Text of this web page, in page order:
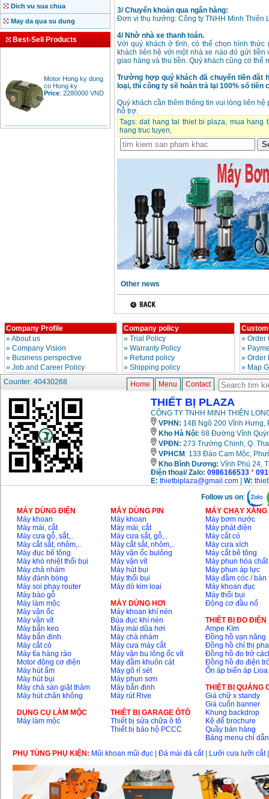
Dich vu sua chua
May da qua su dung
Best-Sell Products
Motor Hong ky dong
co Hong ky
Price:2280000 VND
May cat goc da nang
Makita LS1019L
Price:14068000
VND
Bo may khoan 100
chi tiet Bosch GSB
Price
2200000
May khoan Bosch
GSB 16RE (750W)
Price
1850000
7200000
May mai 100mm
Makita 9553B (710W)
Price:1296000
3/ Chuyển khoản qua ngân hàng:
Đơn vị thụ hưởng: Công ty TNHH Minh Thiên
4/ Nhờ nhà xe thanh toán.
Với quý khách ở tỉnh, có thể chọn hình
khách liên hệ với một nhà xe nào đó gửi
giao hàng và thu tiền. Quý khách cũng có
Trường hợp quý khách đã chuyển tiền đặt
loại, thì công ty sẽ hoàn trả lại 100% số
Quý khách cần thêm thông tin vui lòng liên
hỗ trợ.
Tags:dat hang tai thiet bi plaza, mua hang
hang truc tuyen,
Other news
Company Profile
»About us
» Company Vision
» Business perspective
» Job and Career Policy
Company policy
» Trial Policy
» Warranty Policy
» Refund policy
» Shipping policy
» Order
»
» Order
» Map
Counter: 40430268
Home Menu Contact
THIẾT BỊ PLAZA
CÔNG TY TNHH MINH THIÊN
VPHN: 14B Ngõ 200 Vĩnh Hưng,
Kho Hà Nội: 68 Đường Vĩnh
VPĐN: 273 Trường Chinh, Q.
VPHCM : 133 Đào Cam Mộc,
Kho Bình Dương: Vĩnh Phú 24,
Điện thoại/ Zalo: 0986166533 *
E: thietbiplaza@gmail.com W:
Follow us on:
MÁY DÙNG ĐIỆN
Máy khoan
Máy mài, cắt
Máy cưa gỗ, sắt,..
Máy cắt sắt, nhôm,..
Máy đục bê tông
Máy khò nhiệt thổi bụi
Máy chà nhám
Máy đánh bóng
Máy soi phay router
Máy bào gỗ
Máy làm mộc
Máy vặn ốc
Máy vặn vít
Máy bắn keo
Máy bắn đinh
Máy cắt cỏ
Máy tỉa hàng rào
Motor động cơ điện
Máy hút ẩm
Máy hút bụi
Máy chà sàn giặt thảm
Máy hút chân không
DỤNG CỤ LÀM MỘC
Máy làm mộc
MÁY DÙNG PIN
Máy khoan
Máy mài, cắt
Máy cưa sắt, gỗ,..
Máy cắt sắt, nhôm,..
Máy vặn ốc bulông
Máy vặn vít
Máy hút bụi
Máy thổi bụi
Máy dò kim loại
MÁY DÙNG HƠI
Máy khoan khí nén
Búa đục khí nén
Máy mài dũa hơi
Máy chà nhám
Máy cưa máy cắt
Máy vặn bu lông ốc vít
Máy đầm khuôn cát
Máy gõ rỉ sét
Máy phun sơn
Máy bắn đinh
Máy rút Rive
THIÊT BỊ GARAGE ÔTÔ
Thiết bị sửa chữa ô tô
Thiết bị bảo hộ PCCC
MÁY CHẠY
Máy bơm nước
Máy phát điện
Máy cắt cỏ
Máy cưa xích
Máy cắt bê tông
Máy phun hóa chất
Máy phun áp lực
Máy đầm cóc / bàn
Máy khoan đục
Máy thổi bụi
Động cơ đầu nổ
THIÊT BỊ ĐO ĐIỆN
Ampe Kìm
Đồng hồ vạn năng
Đồng hồ chỉ thị pha
Đồng hồ đo trở
Đồng hồ đo điện
Ổn áp biến áp Lioa
THIỆT BỊ QUẢNG
Giá chữ x standy
Giá cuốn banner
Khung backdrop
Kệ để brochure
Quầy bán hàng
Bảng menu chỉ dẫn
PHỤ TÙNG PHỤ KIỆN: Mũi khoan mũi đục Đá mài đá cắt| Lưỡi cưa lưỡi cắt